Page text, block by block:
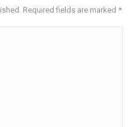
Required fields are marked *